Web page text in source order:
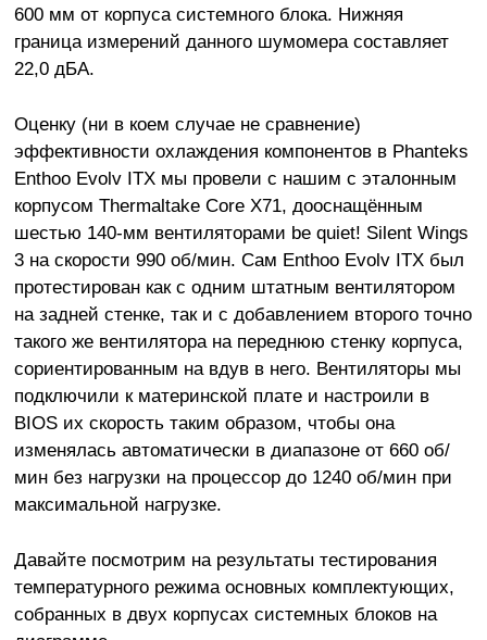
600 мм от корпуса системного блока. Нижняя
граница измерений данного шумомера составляет
22,0 дБА.
Оценку (ни в коем случае не сравнение)
эффективности охлаждения компонентов в Phanteks
Enthoo Evolv ITX мы провели с нашим с эталонным
корпусом Thermaltake Core X71, дооснащённым
шестью 140-мм вентиляторами be quiet! Silent Wings
3 на скорости 990 об/мин. Сам Enthoo Evolv ITX был
протестирован как с одним штатным вентилятором
на задней стенке, так и с добавлением второго точно
такого же вентилятора на переднюю стенку корпуса,
сориентированным на вдув в него. Вентиляторы мы
подключили к материнской плате и настроили в
BIOS их скорость таким образом, чтобы она
изменялась автоматически в диапазоне от 660 об/
мин без нагрузки на процессор до 1240 об/мин при
максимальной нагрузке.
Давайте посмотрим на результаты тестирования
температурного режима основных комплектующих,
собранных в двух корпусах системных блоков на